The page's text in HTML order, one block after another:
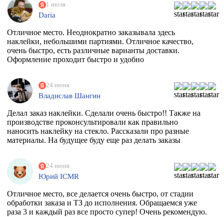
1 июля
Daria
Отличное место. Неоднократно заказывала здесь
наклейки, небольшими партиями. Отличное качество,
очень быстро, есть различные варианты доставки.
Оформление проходит быстро и удобно
24 июня
Владислав Шангин
Делал заказ наклейки. Сделали очень быстро!! Также на
производстве проконсультировали как правильно
наносить наклейку на стекло. Рассказали про разные
материалы. На будущее буду еще раз делать заказы
24 июня
Юрий ICMR
Отличное место, все делается очень быстро, от стадии
обработки заказа и ТЗ до исполнения. Обращаемся уже
раза 3 и каждый раз все просто супер! Очень рекомендую.